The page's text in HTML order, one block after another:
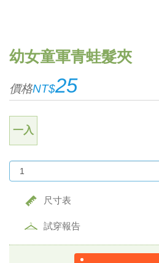
幼女童軍青蛙髮夾
價格NT$25
一入
尺寸表
試穿報告